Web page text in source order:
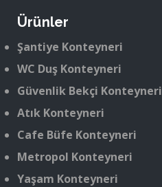
Ürünler
Şantiye Konteyneri
WC Duş Konteyneri
Güvenlik Bekçi Konteyneri
Atık Konteyneri
Cafe Büfe Konteyneri
Metropol Konteyneri
Yaşam Konteyneri